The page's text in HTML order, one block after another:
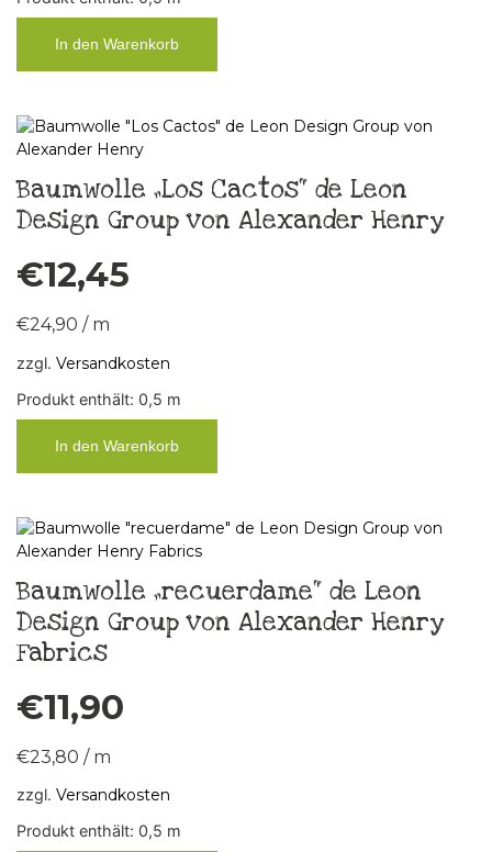
In den Warenkorb
Baumwolle „Los Cactos“ de Leon
Design Group von Alexander Henry
€12,45
€24,90 / m
zzgl. Versandkosten
Produkt enthält: 0,5 m
In den Warenkorb
Baumwolle „recuerdame“ de Leon
Design Group von Alexander Henry
Fabrics
€11,90
€23,80 / m
zzgl. Versandkosten
Produkt enthält: 0,5 m